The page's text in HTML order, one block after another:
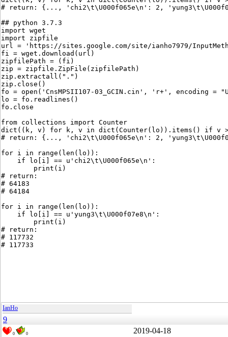
# return: {..., 'chi2\t\U000f065e\n': 2,
## python 3.7.3
import wget
import zipfile
url = 'https://sites.google.com/site/ianho7979/
fi = wget.download(url)
zipfilePath = (fi)
zip = zipfile.ZipFile(zipfilePath)
zip.extractall(".")
zip.close()
fo = open('CnsMPSII107-03_GCIN.cin', 'r+', encoding =
lo = fo.readlines()
fo.close
from collections import Counter
dict((k, v) for k, v in dict(Counter(lo)).items() if v
# return: {..., 'chi2\t\U000f065e\n': 2,
for i in range(len(lo)):
if lo[i] == u'chi2\t\U000f065e\n':
print(i)
# return:
# 64183
# 64184
for i in range(len(lo)):
if lo[i] == u'yung3\t\U000f07e8\n':
print(i)
# return:
# 117732
# 117733
IanHo
9
0 0 2019-04-18